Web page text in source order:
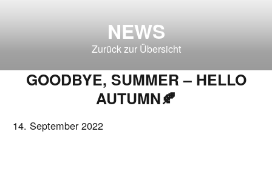
NEWS
Zurück zur Übersicht
GOODBYE, SUMMER – HELLO
AUTUMN🍂
14. September 2022